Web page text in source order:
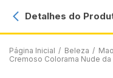
Página Inicial / Beleza /
Cremoso Colorama Nude da
Detalhes do